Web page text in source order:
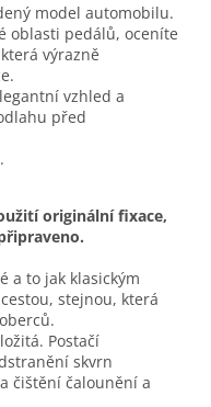
model automobilu.
oblasti pedálů, oceníte
výrazně
vzhled a
před
originální fixace,
a to jak klasickým
stejnou, která
Postačí
skvrn
čištění čalounění a